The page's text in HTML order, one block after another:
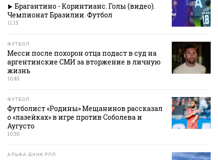
Брагантино - Коринтианс. Голы (видео).
Чемпионат Бразилии. Футбол
11:15
ФУТБОЛ
Месси после похорон отца подаст в суд на
аргентинские СМИ за вторжение в личную
жизнь
10:45
ФУТБОЛ
Футболист «Родины» Мещанинов рассказал
о «лазейках» в игре против Соболева и
Аугусто
10:30
АЛЬФА-БАНК РПЛ